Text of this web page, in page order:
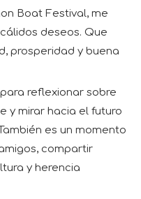
Boat Festival, me
deseos. Que
prosperidad y buena
reflexionar sobre
y mirar hacia el futuro
es un momento
compartir
y herencia